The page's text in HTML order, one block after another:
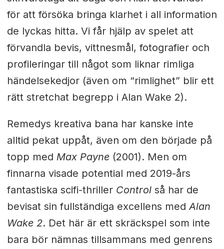
för att försöka bringa klarhet i all information
de lyckas hitta. Vi får hjälp av spelet att
förvandla bevis, vittnesmål, fotografier och
profileringar till något som liknar rimliga
händelsekedjor (även om “rimlighet” blir ett
rätt stretchat begrepp i Alan Wake 2).
Remedys kreativa bana har kanske inte
alltid pekat uppåt, även om den började på
topp med Max Payne(2001). Men om
finnarna visade potential med 2019-års
fantastiska scifi-thriller Controlså har de
bevisat sin fullständiga excellens medAlan
Wake 2. Det här är ett skräckspel som inte
bara bör nämnas tillsammans med genrens